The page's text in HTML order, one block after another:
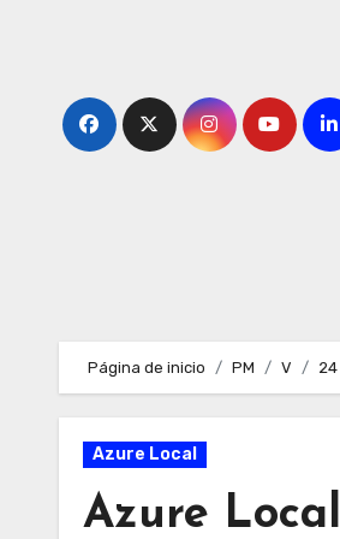
Página de inicio PM V 24
Azure Local
Azure Local